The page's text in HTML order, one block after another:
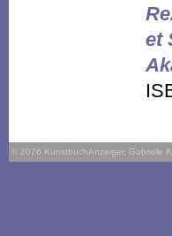
et
© 2026 KunstbuchAnzeiger, Gabriele